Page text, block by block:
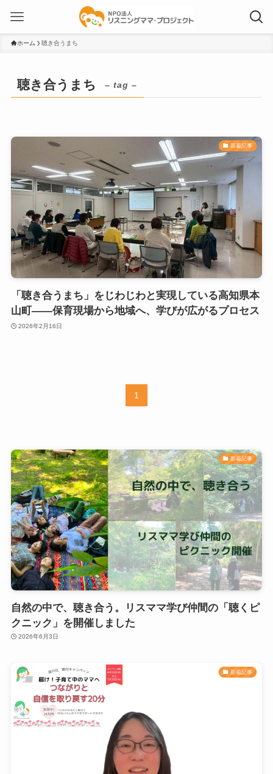
ホーム 聴き合うまち
聴き合うまち – tag –
新着記事
「聴き合うまち」をじわじわと実現している高知県本
山町――保育現場から地域へ、学びが広がるプロセス
2026年2月16日
1
新着記事
自然の中で、聴き合う。リスママ学び仲間の「聴くピ
クニック」を開催しました
2026年6月3日
新着記事